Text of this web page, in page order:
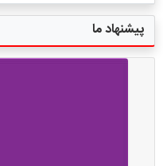
پیشنهاد ما